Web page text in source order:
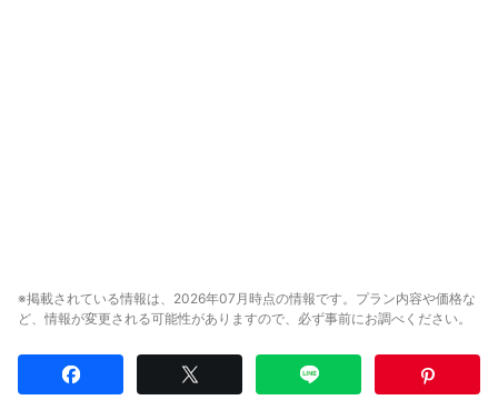
※掲載されている情報は、2026年07月時点の情報です。プラン内容や価格な
ど、情報が変更される可能性がありますので、必ず事前にお調べください。